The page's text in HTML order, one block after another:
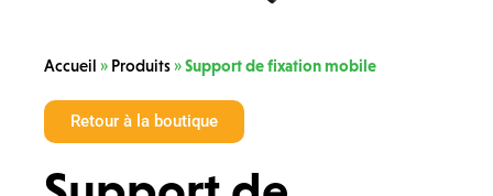
Accueil » Produits»Support de fixation mobile
Retour à la boutique